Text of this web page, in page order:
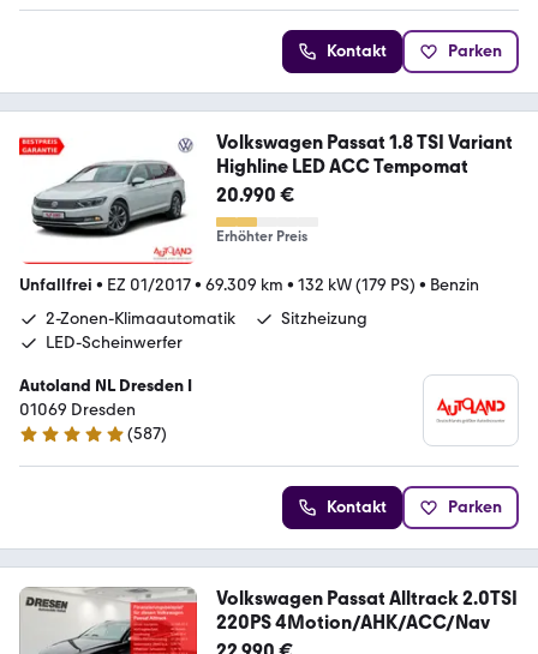
Kontakt Parken
Volkswagen Passat 1.8 TSI Variant
Highline LED ACC Tempomat
20.990 €
Erhöhter Preis
Unfallfrei • EZ 01/2017• 69.309 km • 132 kW (179 PS) • Benzin
2-Zonen-Klimaautomatik
Sitzheizung
LED-Scheinwerfer
Autoland NL Dresden I
01069 Dresden
4.8 Sterne
(587)
Kontakt Parken
Volkswagen Passat Alltrack 2.0TSI
220PS 4Motion/AHK/ACC/Nav